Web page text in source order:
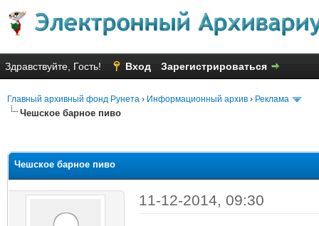
Здравствуйте, Гость! Вход Зарегистрироваться
Главный архивный фонд Рунета › Информационный архив › Реклама
Чешское барное пиво
Чешское барное пиво
11-12-2014, 09:30